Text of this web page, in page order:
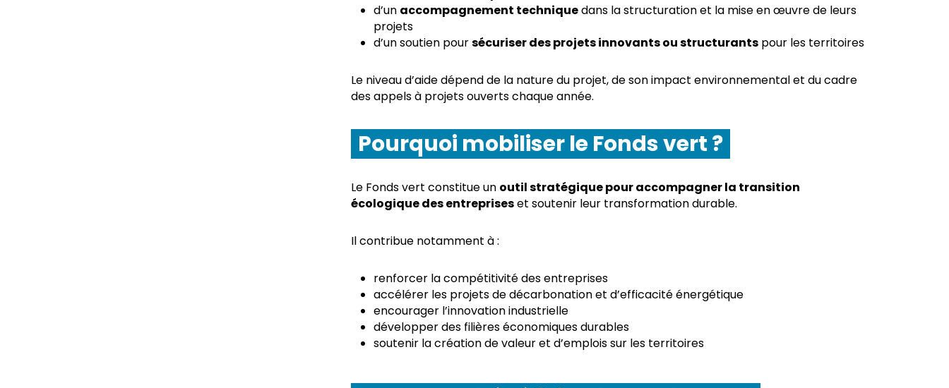
d’un accompagnement techniquedans la structuration et la mise en œuvre de leurs
projets
d’un soutien poursécuriser des projets innovants ou structurants pour les territoires
Le niveau d’aide dépend de la nature du projet, de son impact environnemental et du cadre
des appels à projets ouverts chaque année.
Pourquoi mobiliser le Fonds vert ?
Le Fonds vert constitue un outil stratégique pour accompagner la transition
écologique des entrepriseset soutenir leur transformation durable.
Il contribue notamment à :
renforcer la compétitivité des entreprises
accélérer les projets de décarbonation et d’efficacité énergétique
encourager l’innovation industrielle
développer des filières économiques durables
soutenir la création de valeur et d’emplois sur les territoires